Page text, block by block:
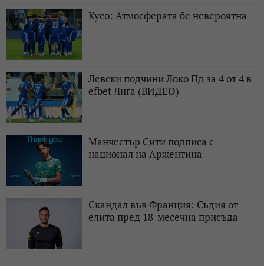
Кусо: Атмосферата бе невероятна
Левски подчини Локо Пд за 4 от 4 в
efbet Лига (ВИДЕО)
Манчестър Сити подписа с
национал на Аржентина
Скандал във Франция: Съдия от
елита пред 18-месечна присъда